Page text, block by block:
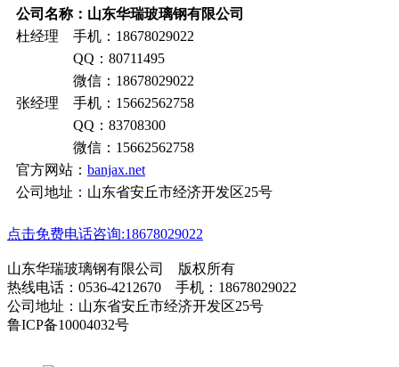
公司名称：山东华瑞玻璃钢有限公司
杜经理 手机：18678029022
QQ：80711495
微信：18678029022
张经理 手机：15662562758
QQ：83708300
微信：15662562758
官方网站： banjax.net
公司地址：山东省安丘市经济开发区25号
点击免费电话咨询:18678029022
山东华瑞玻璃钢有限公司 版权所有
热线电话：0536-4212670 手机：18678029022
公司地址：山东省安丘市经济开发区25号
鲁ICP备10004032号